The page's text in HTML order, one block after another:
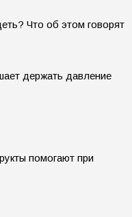
Что об этом говорят
держать давление